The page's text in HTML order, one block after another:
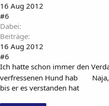
16 Aug 2012
#6
Dabei
Beiträge
16 Aug 2012
#6
Ich hatte schon immer den
verfressenen Hund hab
bis er es verstanden hat